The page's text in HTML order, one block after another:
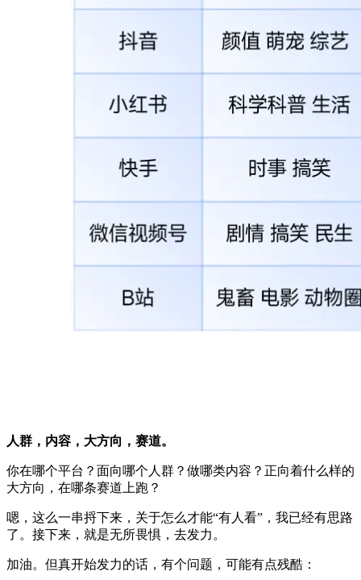
人群，内容，大方向，赛道。
你在哪个平台？面向哪个人群？做哪类内容？正向着什么样的
大方向，在哪条赛道上跑？
嗯，这么一串捋下来，关于怎么才能“有人看”，我已经有思路
了。接下来，就是无所畏惧，去发力。
加油。但真开始发力的话，有个问题，可能有点残酷：